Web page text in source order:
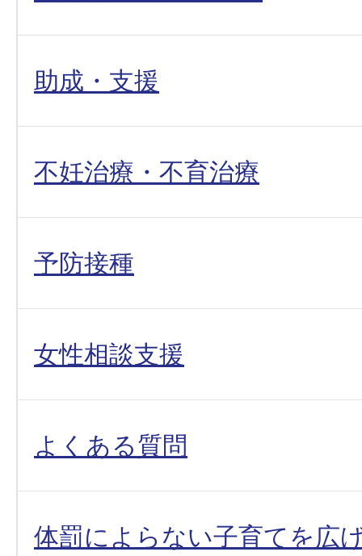
助成・支援
不妊治療・不育治療
予防接種
女性相談支援
よくある質問
体罰によらない子育てを広